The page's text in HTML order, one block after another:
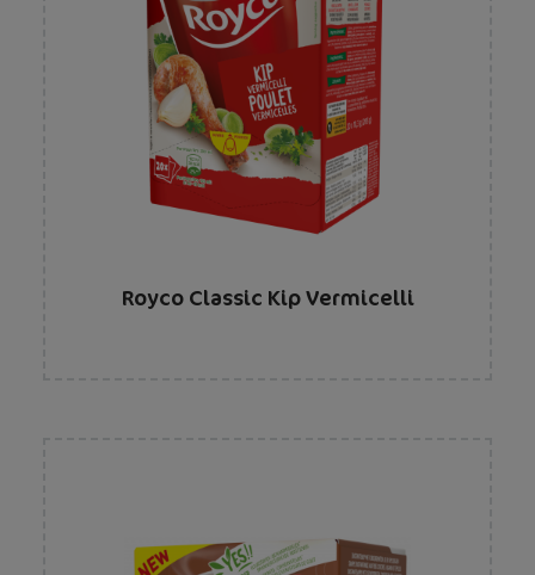
Royco Classic Kip Vermicelli